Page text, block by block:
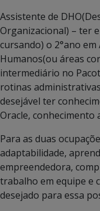
Assistente de
Organizacional) – ter
cursando) o 2°ano
Humanos(ou áreas
intermediário no
rotinas
desejável ter
Oracle, conhecimento
Para as duas
adaptabilidade,
empreendedora,
trabalho em equipe e
desejado para essa